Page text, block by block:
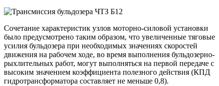
Сочетание характеристик узлов моторно-силовой установки
было предусмотрено таким образом, что увеличенные тяговые
усилия бульдозера при необходимых значениях скоростей
движения на рабочем ходе, во время выполнения бульдозерно-
рыхлительных работ, могут выполняться на первой передаче с
высоким значением коэффициента полезного действия (КПД
гидротрансформатора составляет не меньше 0,8).